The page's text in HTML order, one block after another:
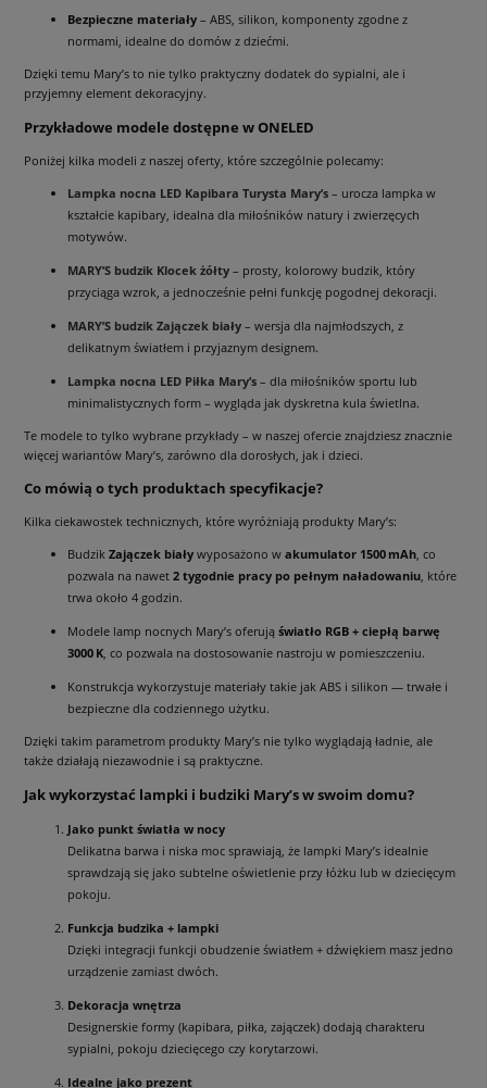
Bezpieczne materiały – ABS, silikon, komponenty zgodne z
normami, idealne do domów z dziećmi.
Dzięki temu Mary’s to nie tylko praktyczny dodatek do sypialni, ale i
przyjemny element dekoracyjny.
Przykładowe modele dostępne w ONELED
Poniżej kilka modeli z naszej oferty, które szczególnie polecamy:
Lampka nocna LED Kapibara Turysta Mary’s – urocza lampka w
kształcie kapibary, idealna dla miłośników natury i zwierzęcych
motywów.
MARY’S budzik Klocek żółty – prosty, kolorowy budzik, który
przyciąga wzrok, a jednocześnie pełni funkcję pogodnej dekoracji.
MARY’S budzik Zajączek biały – wersja dla najmłodszych, z
delikatnym światłem i przyjaznym designem.
Lampka nocna LED Piłka Mary’s – dla miłośników sportu lub
minimalistycznych form – wygląda jak dyskretna kula świetlna.
Te modele to tylko wybrane przykłady – w naszej ofercie znajdziesz znacznie
więcej wariantów Mary’s, zarówno dla dorosłych, jak i dzieci.
Co mówią o tych produktach specyfikacje?
Kilka ciekawostek technicznych, które wyróżniają produkty Mary’s:
Budzik Zajączek biały wyposażono w akumulator 1500 mAh, co
pozwala na nawet 2 tygodnie pracy po pełnym naładowaniu, które
trwa około 4 godzin.
Modele lamp nocnych Mary’s oferują światło RGB + ciepłą barwę
3000 K, co pozwala na dostosowanie nastroju w pomieszczeniu.
Konstrukcja wykorzystuje materiały takie jak ABS i silikon — trwałe i
bezpieczne dla codziennego użytku.
Dzięki takim parametrom produkty Mary’s nie tylko wyglądają ładnie, ale
także działają niezawodnie i są praktyczne.
Jak wykorzystać lampki i budziki Mary’s w swoim domu?
Jako punkt światła w nocy
Delikatna barwa i niska moc sprawiają, że lampki Mary’s idealnie
sprawdzają się jako subtelne oświetlenie przy łóżku lub w dziecięcym
pokoju.
Funkcja budzika + lampki
Dzięki integracji funkcji obudzenie światłem + dźwiękiem masz jedno
urządzenie zamiast dwóch.
Dekoracja wnętrza
Designerskie formy (kapibara, piłka, zajączek) dodają charakteru
sypialni, pokoju dziecięcego czy korytarzowi.
Idealne jako prezent